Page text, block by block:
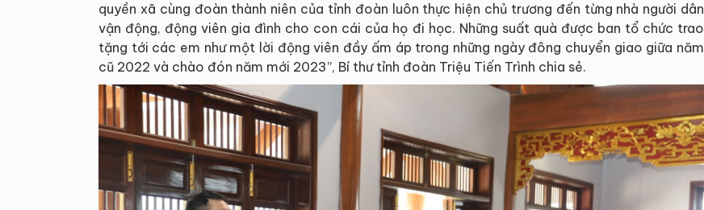
quyền xã cùng đoàn thành niên của tỉnh đoàn luôn thực hiện chủ trương đến từng nhà người dân
vận động, động viên gia đình cho con cái của họ đi học. Những suất quà được ban tổ chức trao
tặng tới các em như một lời động viên đầy ấm áp trong những ngày đông chuyển giao giữa năm
cũ 2022 và chào đón năm mới 2023”, Bí thư tỉnh đoàn Triệu Tiến Trình chia sẻ.